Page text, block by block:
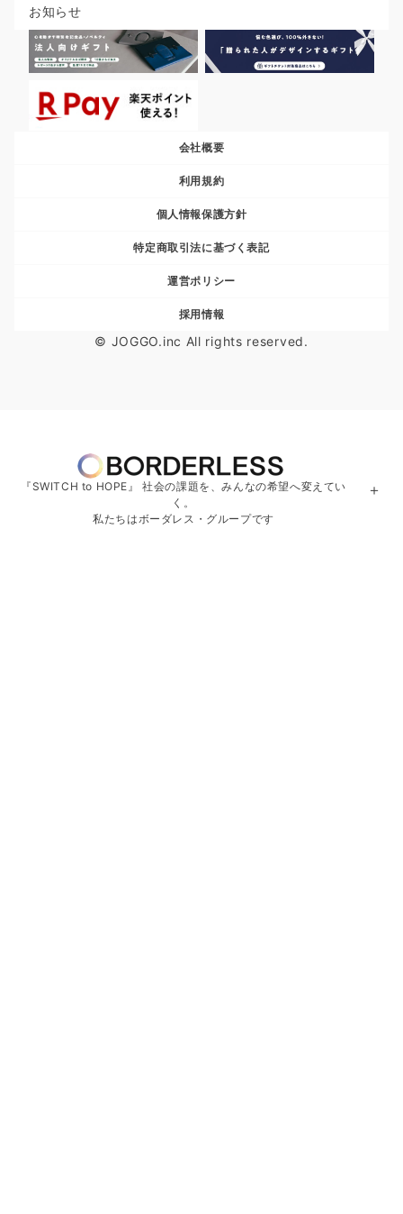
お知らせ
会社概要
利用規約
個人情報保護方針
特定商取引法に基づく表記
運営ポリシー
採用情報
© JOGGO.inc All rights reserved.
『SWITCH to HOPE』 社会の課題を、みんなの希望へ変えてい
く。
私たちはボーダレス・グループです
＋